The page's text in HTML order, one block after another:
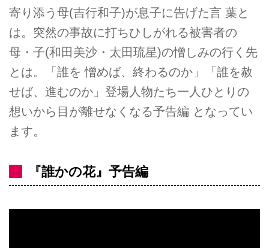
寄り添う母(吉行和子)が息子に告げた言 葉と
は。突然の事故に打ちひしがれる被害者の
母・子(和田美沙・太田琉星)の憎しみの行く先
とは。「誰を 憎めば、終わるのか」「誰を赦
せば、進むのか」登場人物たち一人ひとりの
想いから目が離せなくなる予告編 となってい
ます。
『誰かの花』予告編